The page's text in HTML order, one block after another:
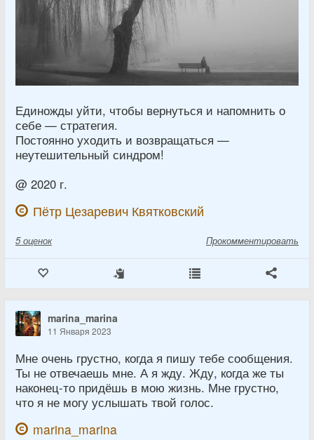
Единожды уйти, чтобы вернуться и напомнить о
себе — стратегия.
Постоянно уходить и возвращаться —
неутешительный синдром!
@ 2020 г.
Пётр Цезаревич Квятковский
5 оценок Прокомментировать
marina_marina
11 Января 2023
Мне очень грустно, когда я пишу тебе сообщения.
Ты не отвечаешь мне. А я жду. Жду, когда же ты
наконец-то придёшь в мою жизнь. Мне грустно,
что я не могу услышать твой голос.
marina_marina